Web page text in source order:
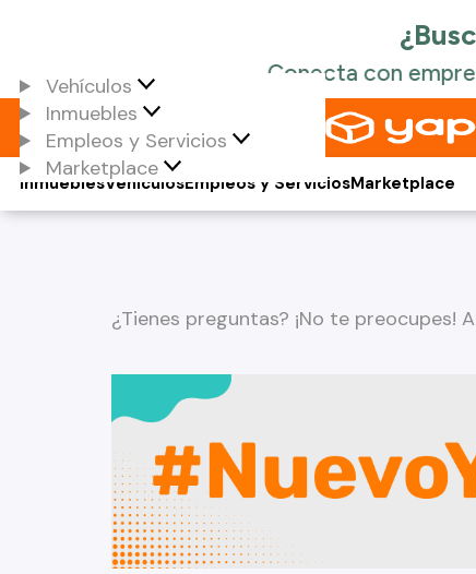
Vehículos
Inmuebles
Empleos y Servicios
Marketplace
Vehículos
Inmuebles Empleos y ServiciosMarketplace
¿Tienes preguntas? ¡No te preocupes!